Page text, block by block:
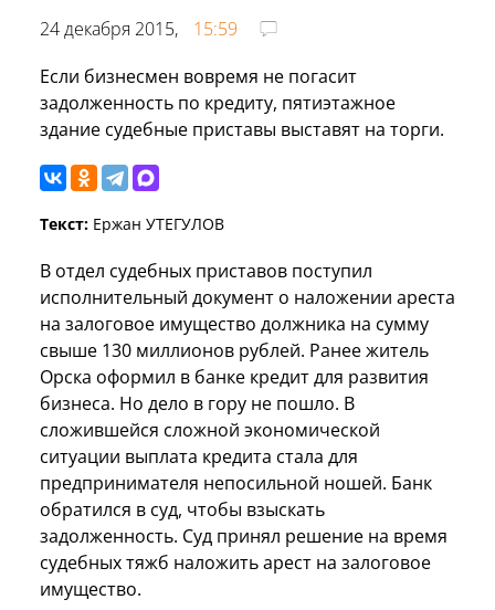
24 декабря 2015,
15:59
Если бизнесмен вовремя не погасит
задолженность по кредиту, пятиэтажное
здание судебные приставы выставят на торги.
Текст: Ержан УТЕГУЛОВ
В отдел судебных приставов поступил
исполнительный документ о наложении ареста
на залоговое имущество должника на сумму
свыше 130 миллионов рублей. Ранее житель
Орска оформил в банке кредит для развития
бизнеса. Но дело в гору не пошло. В
сложившейся сложной экономической
ситуации выплата кредита стала для
предпринимателя непосильной ношей. Банк
обратился в суд, чтобы взыскать
задолженность. Суд принял решение на время
судебных тяжб наложить арест на залоговое
имущество.